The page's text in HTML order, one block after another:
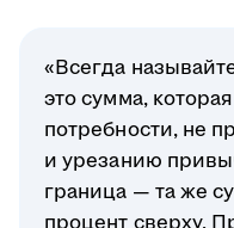
«Всегда
это сумма,
потребности, не
и урезанию
граница — та же